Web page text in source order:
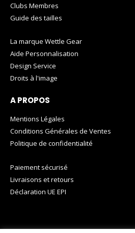
Clubs Membres
Guide des tailles
La marque Wettle Gear
Aide Personnalisation
Design Service
Droits à l'image
A PROPOS
Mentions Légales
Conditions Générales de Ventes
Politique de confidentialité
Paiement sécurisé
Livraisons et retours
Déclaration UE EPI